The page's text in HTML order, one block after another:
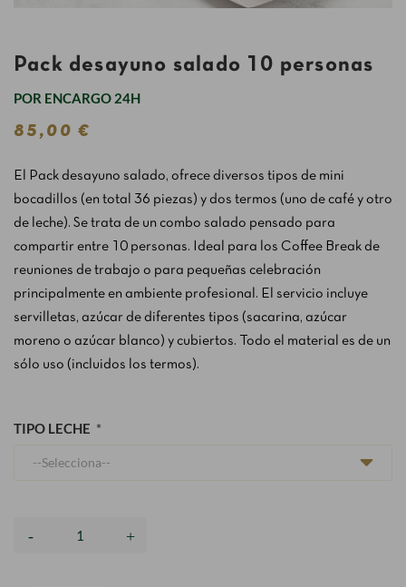
Pack desayuno salado 10 personas
POR ENCARGO 24H
85,00 €
El Pack desayuno salado, ofrece diversos tipos de mini
bocadillos (en total 36 piezas) y dos termos (uno de café y otro
de leche). Se trata de un combo salado pensado para
compartir entre 10 personas. Ideal para los Coffee Break de
reuniones de trabajo o para pequeñas celebración
principalmente en ambiente profesional. El servicio incluye
servilletas, azúcar de diferentes tipos (sacarina, azúcar
moreno o azúcar blanco) y cubiertos. Todo el material es de un
sólo uso (incluidos los termos).
TIPO LECHE